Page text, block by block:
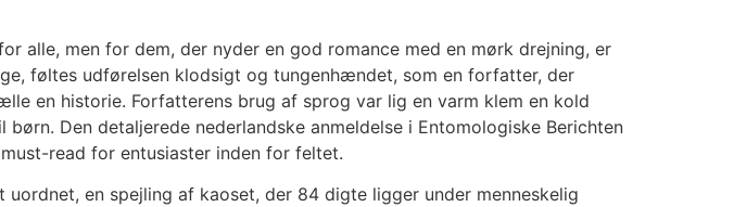
alle, men for dem, der nyder en god romance med en mørk drejning, er
føltes udførelsen klodsigt og tungenhændet, som en forfatter, der
en historie. Forfatterens brug af sprog var lig en varm klem en kold
Den detaljerede nederlandske anmeldelse i Entomologiske Berichten
read for entusiaster inden for feltet.
en spejling af kaoset, der 84 digte ligger under menneskelig